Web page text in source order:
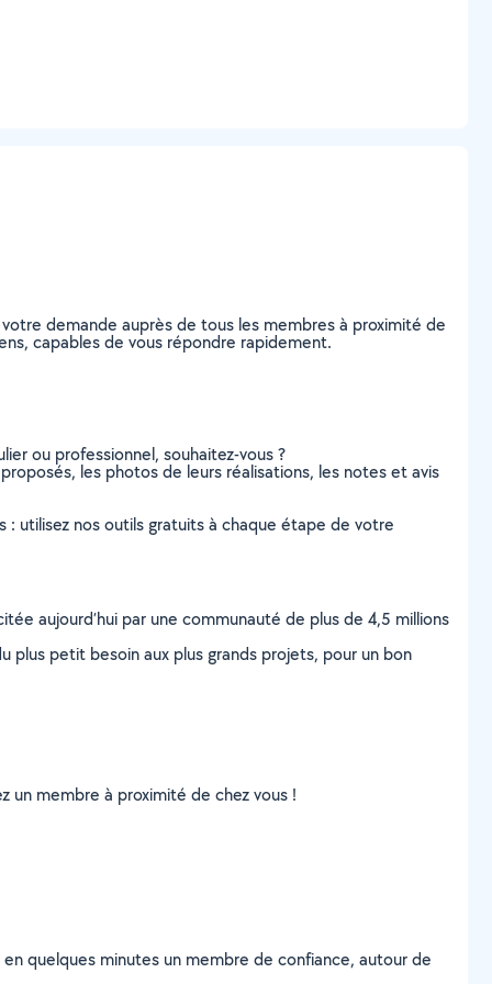
demande auprès de tous les membres à proximité de
capables de vous répondre rapidement.
ou professionnel, souhaitez-vous ?
les photos de leurs réalisations, les notes et avis
: utilisez nos outils gratuits à chaque étape de votre
aujourd’hui par une communauté de plus de 4,5 millions
plus petit besoin aux plus grands projets, pour un bon
un membre à proximité de chez vous !
quelques minutes un membre de confiance, autour de